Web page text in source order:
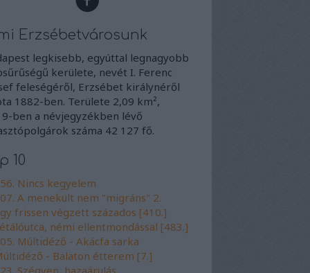
Erzsébetvárosunk
legkisebb, egyúttal legnagyobb
kerülete, nevét I. Ferenc
feleségéről, Erzsébet királynéről
1882-ben. Területe 2,09 km²,
ben a névjegyzékben lévő
száma 42 127 fő.
10
Nincs kegyelem
A menekült nem "migráns" 2.
frissen végzett százados [410.]
némi ellentmondással [483.]
Múltidéző - Akácfa sarka
- Balaton étterem [7.]
Szégyen, hazaárulás